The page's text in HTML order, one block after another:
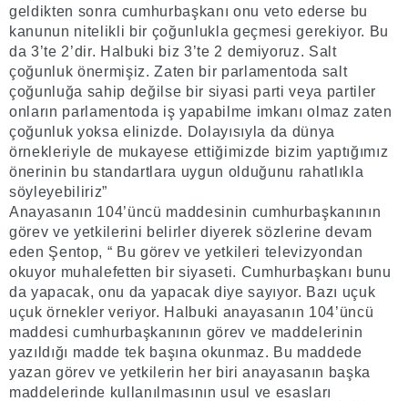
geldikten sonra cumhurbaşkanı onu veto ederse bu
kanunun nitelikli bir çoğunlukla geçmesi gerekiyor. Bu
da 3’te 2’dir. Halbuki biz 3’te 2 demiyoruz. Salt
çoğunluk önermişiz. Zaten bir parlamentoda salt
çoğunluğa sahip değilse bir siyasi parti veya partiler
onların parlamentoda iş yapabilme imkanı olmaz zaten
çoğunluk yoksa elinizde. Dolayısıyla da dünya
örnekleriyle de mukayese ettiğimizde bizim yaptığımız
önerinin bu standartlara uygun olduğunu rahatlıkla
söyleyebiliriz”
Anayasanın 104’üncü maddesinin cumhurbaşkanının
görev ve yetkilerini belirler diyerek sözlerine devam
eden Şentop, “ Bu görev ve yetkileri televizyondan
okuyor muhalefetten bir siyaseti. Cumhurbaşkanı bunu
da yapacak, onu da yapacak diye sayıyor. Bazı uçuk
uçuk örnekler veriyor. Halbuki anayasanın 104’üncü
maddesi cumhurbaşkanının görev ve maddelerinin
yazıldığı madde tek başına okunmaz. Bu maddede
yazan görev ve yetkilerin her biri anayasanın başka
maddelerinde kullanılmasının usul ve esasları